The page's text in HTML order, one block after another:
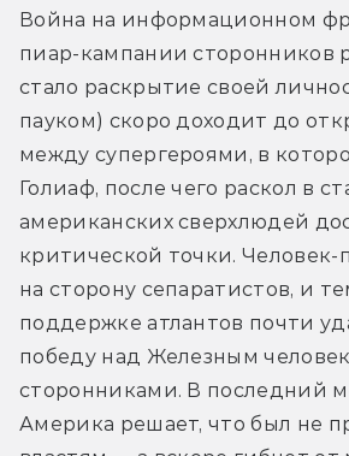
Война на информационном
пиар-кампании сторонников
стало раскрытие своей
пауком) скоро доходит до
между супергероями, в
Голиаф, после чего раскол в
американских сверхлюдей
критической точки. Человек-
на сторону сепаратистов, и
поддержке атлантов почти
победу над Железным
сторонниками. В последний
Америка решает, что был не